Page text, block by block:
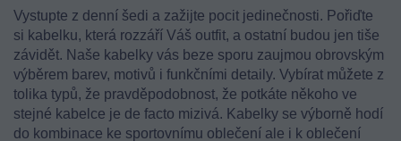
Vystupte z denní šedi a zažijte pocit jedinečnosti. Pořiďte
si kabelku, která rozzáří Váš outfit, a ostatní budou jen tiše
závidět. Naše kabelky vás beze sporu zaujmou obrovským
výběrem barev, motivů i funkčními detaily. Vybírat můžete z
tolika typů, že pravděpodobnost, že potkáte někoho ve
stejné kabelce je de facto mizivá. Kabelky se výborně hodí
do kombinace ke sportovnímu oblečení ale i k oblečení